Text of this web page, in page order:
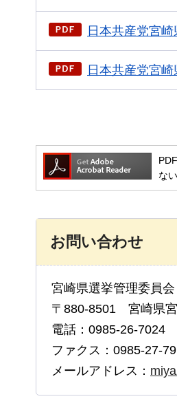
日本共産党宮
日本共産党宮
な
お問い合わせ
宮崎県選挙管理委
〒880-8501 宮崎県
電話：0985-26-7024
ファクス：0985-27-
メールアドレス：